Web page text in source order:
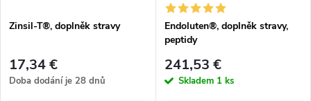
e
p
s
p
r
Zinsil-T®, doplněk stravy
17,34 €
Doba dodání je 28 dnů
Endoluten®, doplněk stravy,
peptidy
241,53 €
Skladem 1 ks